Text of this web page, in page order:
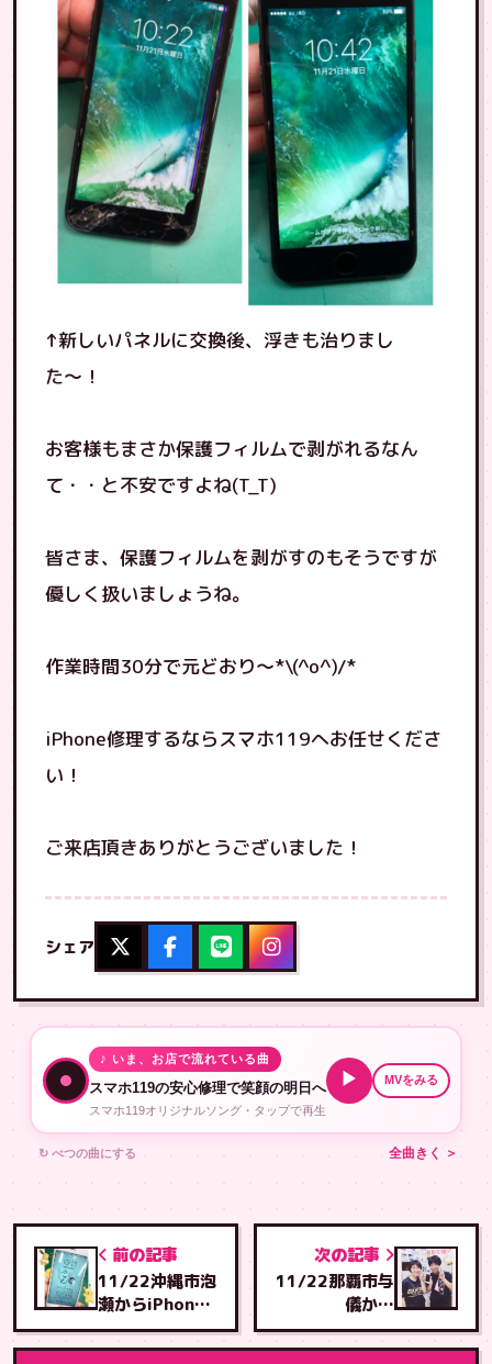
↑新しいパネルに交換後、浮きも治りまし
た〜！
お客様もまさか保護フィルムで剥がれるなん
て・・と不安ですよね(T_T)
皆さま、保護フィルムを剥がすのもそうですが
優しく扱いましょうね。
作業時間30分で元どおり〜*\(^o^)/*
iPhone修理するならスマホ119へお任せくださ
い！
ご来店頂きありがとうございました！
シェア
♪ いま、お店で流れている曲
スマホ119の安心修理で笑顔の明日へ
スマホ119オリジナルソング・タップで再生
▶ MVをみる
↻ べつの曲にする 全曲きく ＞
前の記事
11/22沖縄市泡
瀬からiPhone6
画面修理・泡瀬
店より
次の記事
11/22那覇市与
儀から
iPhone6s画面
修理・とよみ店